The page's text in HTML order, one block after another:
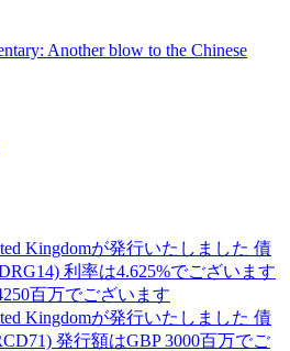
Another blow to the Chinese
Kingdomが発行いたしました 債
利率は4.625%でございます
百万でございます
Kingdomが発行いたしました 債
発行額はGBP 3000百万でご